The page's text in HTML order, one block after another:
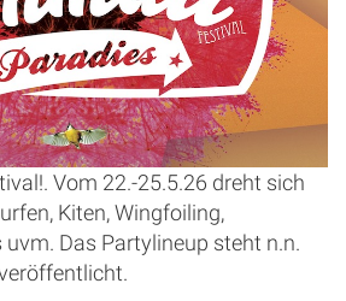
Vom 22.-25.5.26 dreht sich
Kiten, Wingfoiling,
Das Partylineup steht n.n.